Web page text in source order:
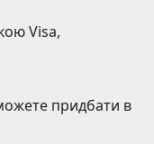
Visa,
придбати в